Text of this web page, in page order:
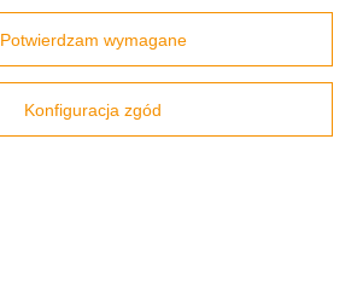
Potwierdzam wymagane
Konfiguracja zgód